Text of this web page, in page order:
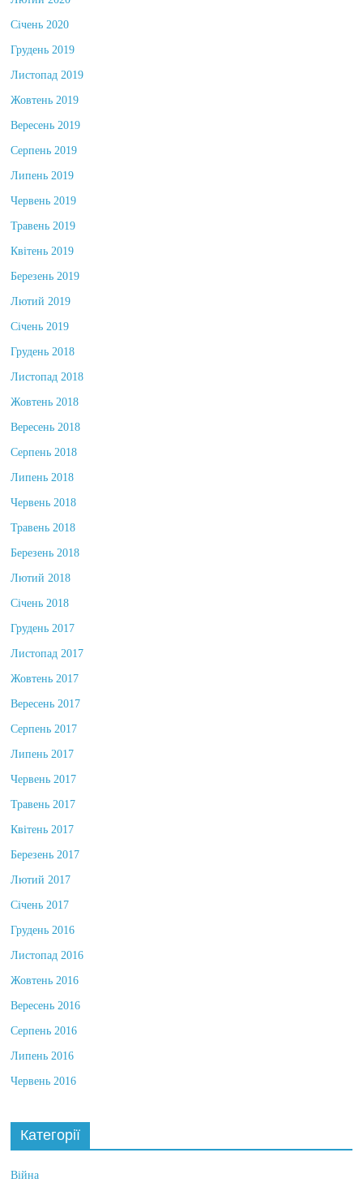
Лютий 2020
Січень 2020
Грудень 2019
Листопад 2019
Жовтень 2019
Вересень 2019
Серпень 2019
Липень 2019
Червень 2019
Травень 2019
Квітень 2019
Березень 2019
Лютий 2019
Січень 2019
Грудень 2018
Листопад 2018
Жовтень 2018
Вересень 2018
Серпень 2018
Липень 2018
Червень 2018
Травень 2018
Березень 2018
Лютий 2018
Січень 2018
Грудень 2017
Листопад 2017
Жовтень 2017
Вересень 2017
Серпень 2017
Липень 2017
Червень 2017
Травень 2017
Квітень 2017
Березень 2017
Лютий 2017
Січень 2017
Грудень 2016
Листопад 2016
Жовтень 2016
Вересень 2016
Серпень 2016
Липень 2016
Червень 2016
Категорії
Війна